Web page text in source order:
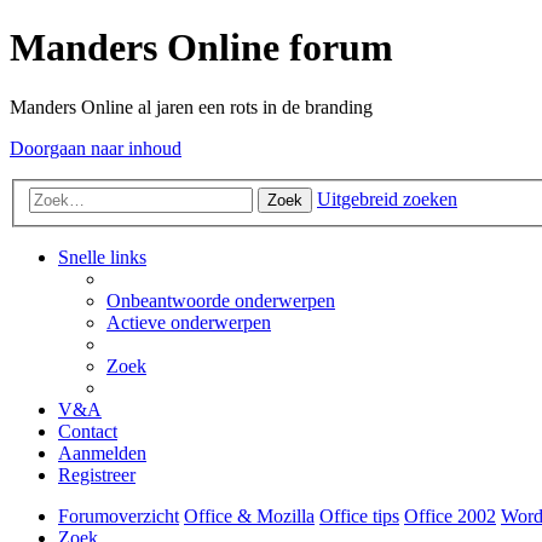
Manders Online forum
Manders Online al jaren een rots in de branding
Doorgaan naar inhoud
Zoek Uitgebreid zoeken
Snelle links
Onbeantwoorde onderwerpen
Actieve onderwerpen
Zoek
V&A
Contact
Aanmelden
Registreer
Forumoverzicht Office & Mozilla Office tips Office 2002